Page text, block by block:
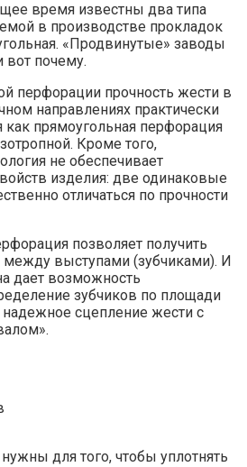
время известны два типа
в производстве прокладок
«Продвинутые» заводы
вот почему.
перфорации прочность жести в
направлениях практически
как прямоугольная перфорация
Кроме того,
не обеспечивает
изделия: две одинаковые
отличаться по прочности
позволяет получить
между выступами (зубчиками). И
дает возможность
зубчиков по площади
надежное сцепление жести с
для того, чтобы уплотнять